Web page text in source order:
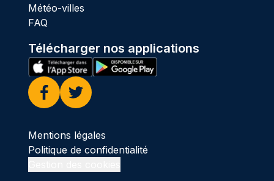
Météo-villes
FAQ
Télécharger nos applications
Facebook
Twitter
Mentions légales
Politique de confidentialité